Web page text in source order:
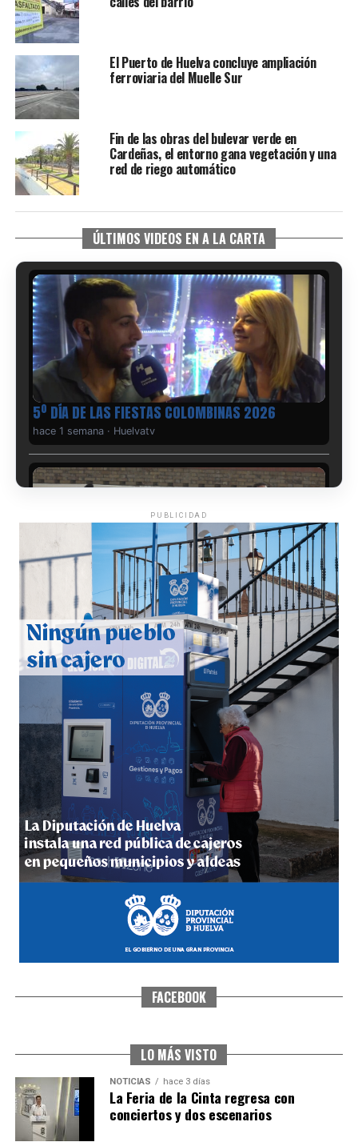
El Puerto de Huelva concluye ampliación
ferroviaria del Muelle Sur
Fin de las obras del bulevar verde en
Cardeñas, el entorno gana vegetación y una
red de riego automático
ÚLTIMOS VIDEOS EN A LA CARTA
5º DÍA DE LAS FIESTAS COLOMBINAS 2026
hace 1 semana · Huelvatv
CUARTA CORRIDA DE LAS FIESTAS COLOMBINAS
2026
hace 1 semana ·Huelvatv
4º DÍA DE LAS FIESTAS COLOMBINAS 2026
hace 1 semana·Huelvatv
SEXTA CORRIDA DE LAS FIESTAS COLOMBINAS
PUBLICIDAD
FACEBOOK
LO MÁS VISTO
NOTICIAS hace 3 días
La Feria de la Cinta regresa con
conciertos y dos escenarios